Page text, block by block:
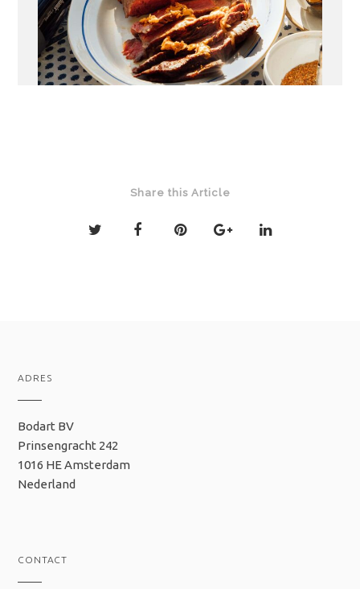
Share this Article
ADRES
Bodart BV
Prinsengracht 242
1016 HE Amsterdam
Nederland
CONTACT